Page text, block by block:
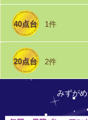
40点台 1件
20点台 2件
みずが